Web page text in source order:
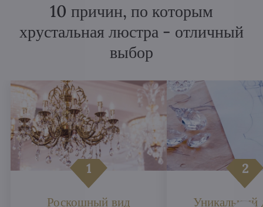
10 причин, по которым
хрустальная люстра - отличный
выбор
Роскошный вид Уникальный